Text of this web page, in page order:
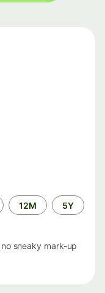
12M 5Y
sneaky mark-up